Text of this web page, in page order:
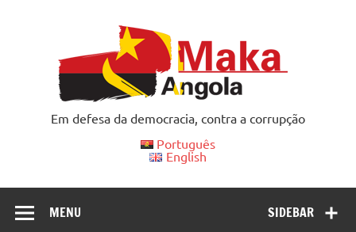
Em defesa da democracia, contra a corrupção
Português
English
SIDEBAR
MENU